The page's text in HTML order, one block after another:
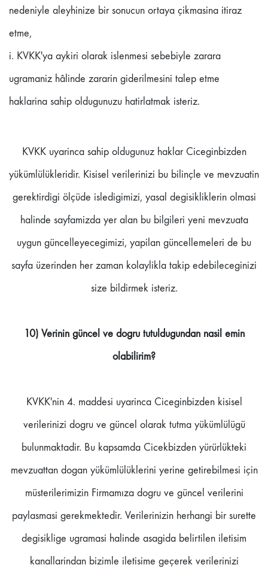
nedeniyle aleyhinize bir sonucun ortaya çikmasina itiraz
etme,
i. KVKK'ya aykiri olarak islenmesi sebebiyle zarara
ugramaniz hâlinde zararin giderilmesini talep etme
haklarina sahip oldugunuzu hatirlatmak isteriz.
KVKK uyarinca sahip oldugunuz haklar Ciceginbizden
yükümlülükleridir. Kisisel verilerinizi bu bilinçle ve mevzuatin
gerektirdigi ölçüde isledigimizi, yasal degisikliklerin olmasi
halinde sayfamizda yer alan bu bilgileri yeni mevzuata
uygun güncelleyecegimizi, yapilan güncellemeleri de bu
sayfa üzerinden her zaman kolaylikla takip edebileceginizi
size bildirmek isteriz.
10) Verinin güncel ve dogru tutuldugundan nasil emin
olabilirim?
KVKK'nin 4. maddesi uyarinca Ciceginbizden kisisel
verilerinizi dogru ve güncel olarak tutma yükümlülügü
bulunmaktadir. Bu kapsamda Cicekbizden yürürlükteki
mevzuattan dogan yükümlülüklerini yerine getirebilmesi için
müsterilerimizin Firmamıza dogru ve güncel verilerini
paylasmasi gerekmektedir. Verilerinizin herhangi bir surette
degisiklige ugramasi halinde asagida belirtilen iletisim
kanallarindan bizimle iletisime geçerek verilerinizi